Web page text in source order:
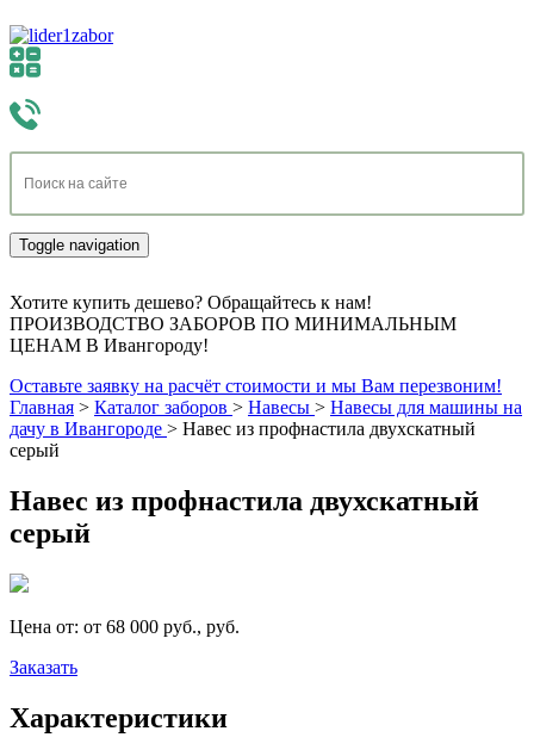
Toggle navigation
Хотите купить дешево? Обращайтесь к нам!
ПРОИЗВОДСТВО ЗАБОРОВ ПО МИНИМАЛЬНЫМ
ЦЕНАМ В Ивангороду!
Оставьте заявку на расчёт стоимости и мы Вам перезвоним!
Главная > Каталог заборов > Навесы > Навесы для машины на
дачу в Ивангороде > Навес из профнастила двухскатный
серый
Навес из профнастила двухскатный
серый
Цена от: от 68 000 руб., руб.
Заказать
Характеристики